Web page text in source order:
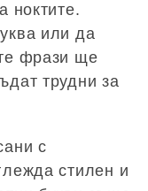
ноктите.
или да
фрази ще
трудни за
с
стилен и